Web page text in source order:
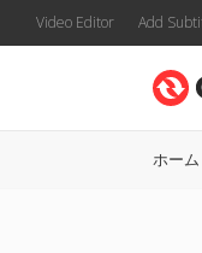
Video Editor Add
ホーム